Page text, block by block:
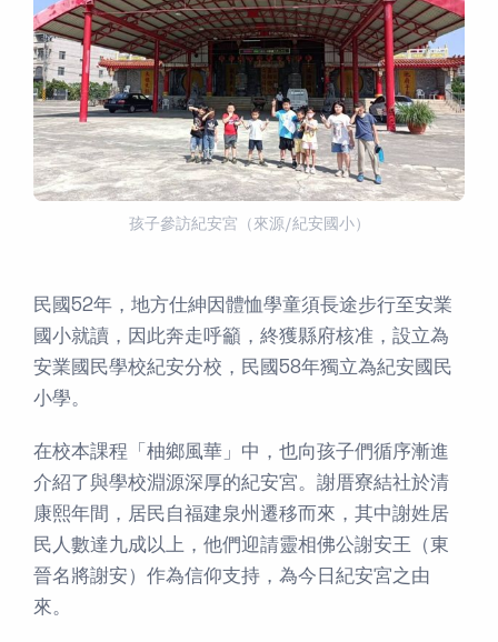
孩子參訪紀安宮（來源/紀安國小）
民國52年，地方仕紳因體恤學童須長途步行至安業
國小就讀，因此奔走呼籲，終獲縣府核准，設立為
安業國民學校紀安分校，民國58年獨立為紀安國民
小學。
在校本課程「柚鄉風華」中，也向孩子們循序漸進
介紹了與學校淵源深厚的紀安宮。謝厝寮結社於清
康熙年間，居民自福建泉州遷移而來，其中謝姓居
民人數達九成以上，他們迎請靈相佛公謝安王（東
晉名將謝安）作為信仰支持，為今日紀安宮之由
來。